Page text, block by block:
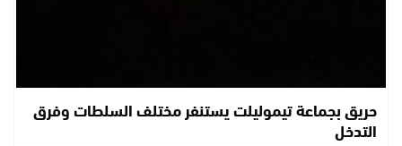
حريق بجماعة تيموليلت يستنفر مختلف السلطات وفرق
التدخل